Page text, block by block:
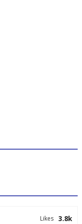
3.8k
Likes